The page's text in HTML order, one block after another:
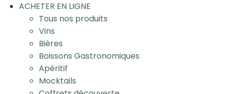
ACHETER EN LIGNE
Tous nos produits
Vins
Bières
Boissons Gastronomiques
Apéritif
Mocktails